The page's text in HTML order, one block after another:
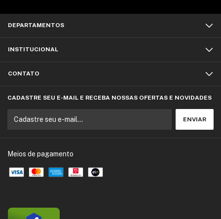
DEPARTAMENTOS
INSTITUCIONAL
CONTATO
CADASTRE SEU E-MAIL E RECEBA NOSSAS OFERTAS E NOVIDADES
Meios de pagamento